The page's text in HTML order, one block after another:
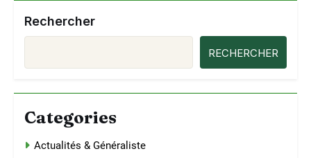
Rechercher
RECHERCHER
Categories
Actualités & Généraliste